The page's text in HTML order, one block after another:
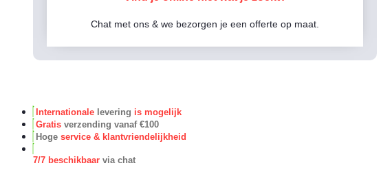
Chat met ons & we bezorgen je een offerte op maat.
Internationale levering is mogelijk
Gratis verzending vanaf €100
Hoge service & klantvriendelijkheid
7/7 beschikbaar via chat